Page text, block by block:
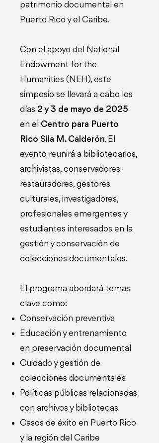
patrimonio documental en
Puerto Rico y el Caribe.
Con el apoyo del National
Endowment for the
Humanities (NEH), este
simposio se llevará a cabo los
días 2 y 3 de mayo de 2025
en el Centro para Puerto
Rico Sila M. Calderón. El
evento reunirá a bibliotecarios,
archivistas, conservadores-
restauradores, gestores
culturales, investigadores,
profesionales emergentes y
estudiantes interesados en la
gestión y conservación de
colecciones documentales.
El programa abordará temas
clave como:
Conservación preventiva
Educación y entrenamiento
en preservación documental
Cuidado y gestión de
colecciones documentales
Políticas públicas relacionadas
con archivos y bibliotecas
Casos de éxito en Puerto Rico
y la región del Caribe